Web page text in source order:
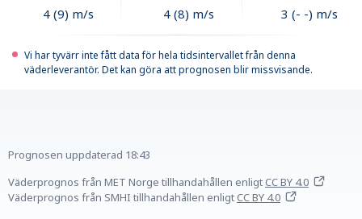
4 (9) m/s
4 (8) m/s
3 (- -) m/s
Vi har tyvärr inte fått data för hela tidsintervallet från denna
väderleverantör. Det kan göra att prognosen blir missvisande.
Prognosen uppdaterad 18:43
Väderprognos från MET Norge tillhandahållen enligtCC BY 4.0
Väderprognos från SMHI tillhandahållen enligtCC BY 4.0